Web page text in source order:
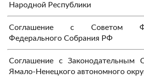
Народной Республики
Соглашение с Советом
Федерального Собрания РФ
Соглашение с Законодательным
Ямало-Ненецкого автономного